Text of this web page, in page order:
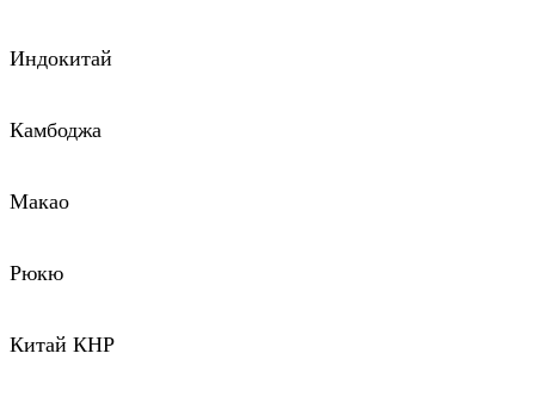
Индокитай
Камбоджа
Макао
Рюкю
Китай КНР